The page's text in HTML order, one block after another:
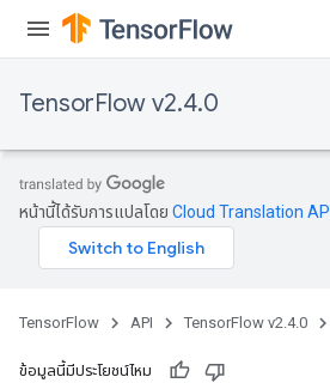
TensorFlow v2.4.0
หน้านี้ได้รับการแปลโดย Cloud Translation API
TensorFlow API TensorFlow v2.4.0
ข้อมูลนี้มีประโยชน์ไหม